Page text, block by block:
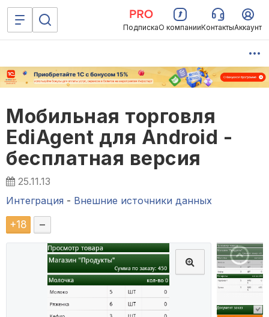
ПодпискаО компанииКонтактыАккаунт
Мобильная торговля
EdiAgent для Android -
бесплатная версия
25.11.13
Интеграция - Внешние источники данных
+18 –